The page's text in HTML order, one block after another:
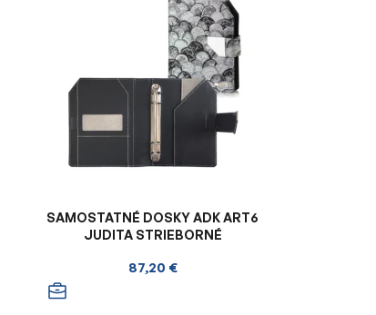
SAMOSTATNÉ DOSKY ADK ART6
JUDITA STRIEBORNÉ
87,20 €